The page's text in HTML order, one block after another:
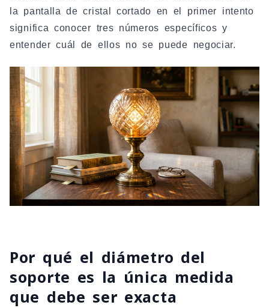
la pantalla de cristal cortado en el primer intento
significa conocer tres números específicos y
entender cuál de ellos no se puede negociar.
Por qué el diámetro del
soporte es la única medida
que debe ser exacta